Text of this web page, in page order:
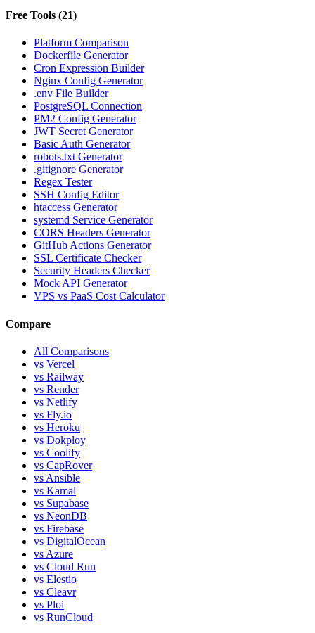
Free Tools (21)
Platform Comparison
Dockerfile Generator
Cron Expression Builder
Nginx Config Generator
.env File Builder
PostgreSQL Connection
PM2 Config Generator
JWT Secret Generator
Basic Auth Generator
robots.txt Generator
.gitignore Generator
Regex Tester
SSH Config Editor
htaccess Generator
systemd Service Generator
CORS Headers Generator
GitHub Actions Generator
SSL Certificate Checker
Security Headers Checker
Mock API Generator
VPS vs PaaS Cost Calculator
Compare
All Comparisons
vs Vercel
vs Railway
vs Render
vs Netlify
vs Fly.io
vs Heroku
vs Dokploy
vs Coolify
vs CapRover
vs Ansible
vs Kamal
vs Supabase
vs NeonDB
vs Firebase
vs DigitalOcean
vs Azure
vs Cloud Run
vs Elestio
vs Cleavr
vs Ploi
vs RunCloud